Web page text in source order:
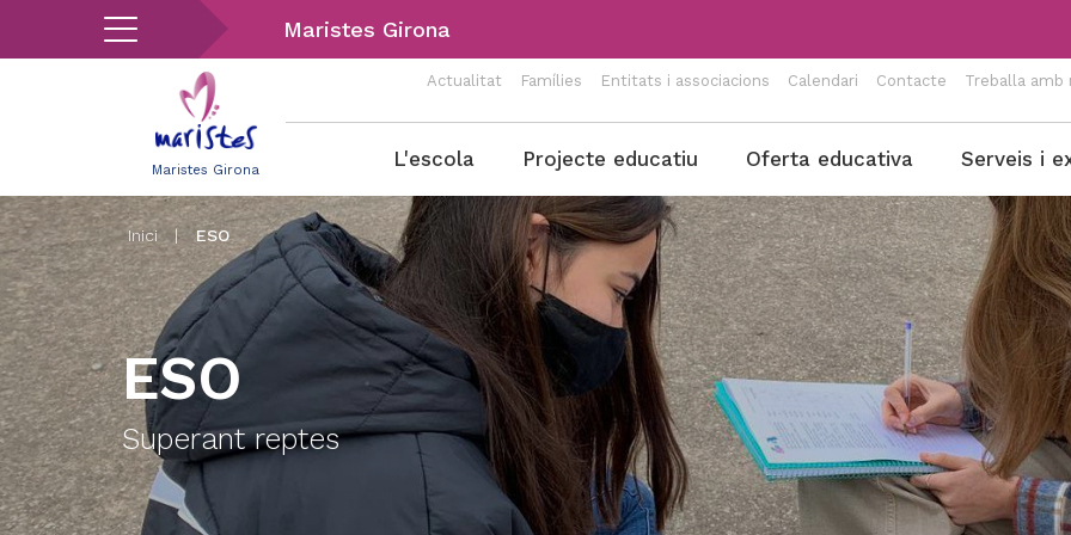
Maristes Girona
Maristes Girona
Actualitat Famílies Entitats i associacions Calendari Contacte Treballa amb
Menu
Girona
L'escola Projecte educatiu Oferta educativa Serveis i
Inici | ESO
ESO
Superant reptes